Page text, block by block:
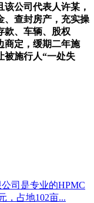
公司代表人许某，
、查封房产，充实操
款、车辆、股权
商定，缓期二年施
被施行人“一处失
司是专业的HPMC
，占地102亩...